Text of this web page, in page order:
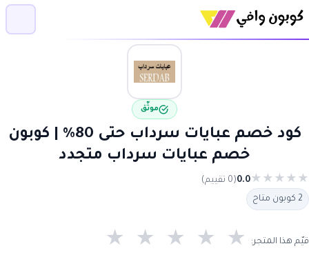
موثّق
كود خصم عبايات سرداب حتى 80% | كوبون
خصم عبايات سرداب متجدد
★
★
★
★
★
0.0(0 تقييم)
2 كوبون متاح
قيّم هذا المتجر: ★ ★ ★ ★ ★